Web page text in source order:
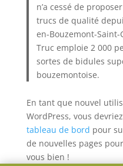
n’a cessé de
trucs de qualité
en-Bouzemont-
Truc emploie 2 000
sortes de bidules
bouzemontoise.
En tant que nouvel
WordPress, vous
tableau de bord pour
de nouvelles pages
vous bien !